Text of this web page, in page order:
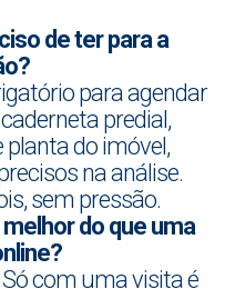
de ter para a
para agendar
predial,
do imóvel,
na análise.
sem pressão.
do que uma
com uma visita é